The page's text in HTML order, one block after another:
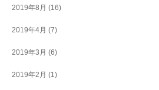
2019年8月 (16)
2019年4月 (7)
2019年3月 (6)
2019年2月 (1)